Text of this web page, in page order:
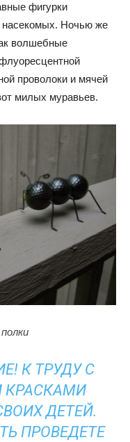
фигурки
насекомых. Ночью же
волшебные
проволоки и мячей
милых муравьев.
К ТРУДУ С
ДЕТЕЙ.
ПРОВЕДЕТЕ